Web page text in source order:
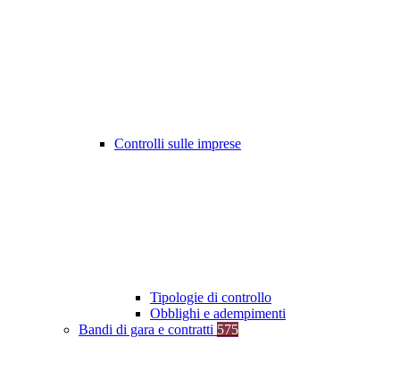
Controlli sulle imprese
Tipologie di controllo
Obblighi e adempimenti
Bandi di gara e contratti 575